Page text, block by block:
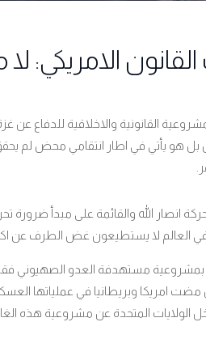
الامريكي:
القانونية والاخلاقية للدفاع عن
بل هو يأتي في اطار انتقامي محض لم
حركة انصار الله والقائمة على مبدأ
في العالم لا يستطيعون غض الطرف عن
مستهدفة العدو الصهيوني
مضت امريكا وبريطانيا في عملياتها
المتحدة عن مشروعية هذه